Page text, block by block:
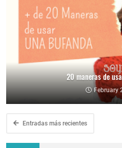
20 maneras de
February
Entradas más recientes